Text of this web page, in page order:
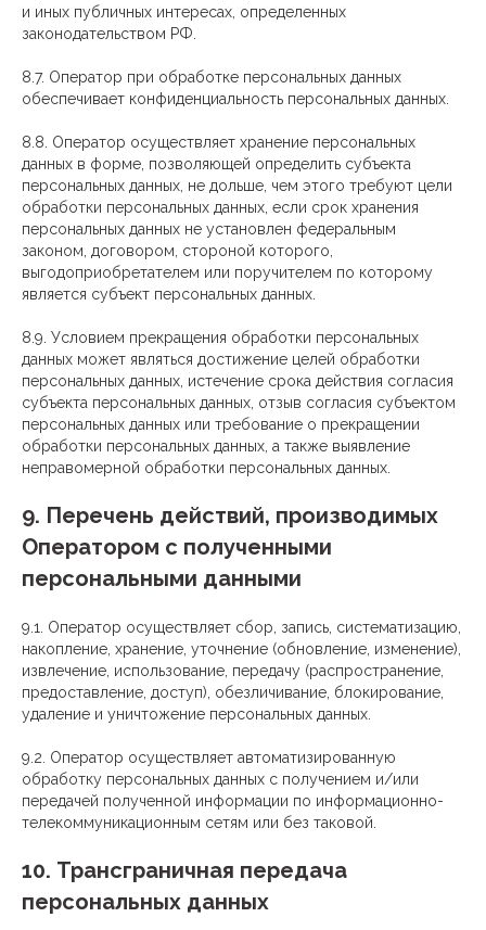
и иных публичных интересах, определенных
законодательством РФ.
8.7. Оператор при обработке персональных данных
обеспечивает конфиденциальность персональных данных.
8.8. Оператор осуществляет хранение персональных
данных в форме, позволяющей определить субъекта
персональных данных, не дольше, чем этого требуют цели
обработки персональных данных, если срок хранения
персональных данных не установлен федеральным
законом, договором, стороной которого,
выгодоприобретателем или поручителем по которому
является субъект персональных данных.
8.9. Условием прекращения обработки персональных
данных может являться достижение целей обработки
персональных данных, истечение срока действия согласия
субъекта персональных данных, отзыв согласия субъектом
персональных данных или требование о прекращении
обработки персональных данных, а также выявление
неправомерной обработки персональных данных.
9. Перечень действий, производимых
Оператором с полученными
персональными данными
9.1. Оператор осуществляет сбор, запись, систематизацию,
накопление, хранение, уточнение (обновление, изменение),
извлечение, использование, передачу (распространение,
предоставление, доступ), обезличивание, блокирование,
удаление и уничтожение персональных данных.
9.2. Оператор осуществляет автоматизированную
обработку персональных данных с получением и/или
передачей полученной информации по информационно-
телекоммуникационным сетям или без таковой.
10. Трансграничная передача
персональных данных